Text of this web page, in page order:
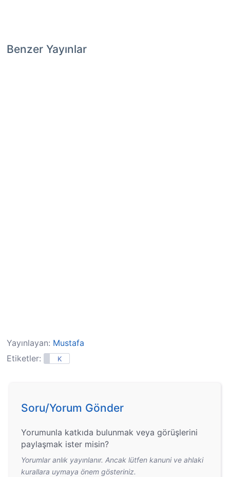
Benzer Yayınlar
Yayınlayan: Mustafa
Etiketler:
K
Soru/Yorum Gönder
Yorumunla katkıda bulunmak veya görüşlerini
paylaşmak ister misin?
Yorumlar anlık yayınlanır. Ancak lütfen kanuni ve ahlaki
kurallara uymaya önem gösteriniz.